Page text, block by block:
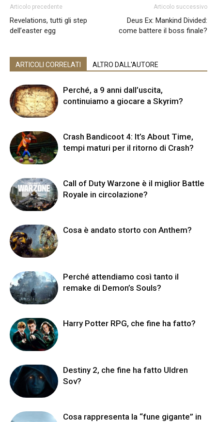
Articolo precedente
Revelations, tutti gli step
dell’easter egg
Articolo successivo
Deus Ex: Mankind Divided:
come battere il boss finale?
ARTICOLI CORRELATI ALTRO DALL'AUTORE
Perché, a 9 anni dall’uscita,
continuiamo a giocare a Skyrim?
Crash Bandicoot 4: It’s About Time,
tempi maturi per il ritorno di Crash?
Call of Duty Warzone è il miglior Battle
Royale in circolazione?
Cosa è andato storto con Anthem?
Perché attendiamo così tanto il
remake di Demon’s Souls?
Harry Potter RPG, che fine ha fatto?
Destiny 2, che fine ha fatto Uldren
Sov?
Cosa rappresenta la “fune gigante” in